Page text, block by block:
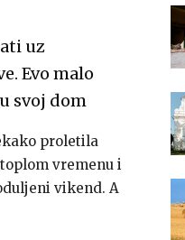
uz
Evo malo
svoj dom
proletila
vremenu i
vikend. A